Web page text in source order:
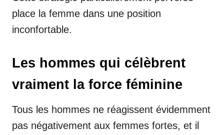
place la femme dans une position
inconfortable.
Les hommes qui célèbrent
vraiment la force féminine
Tous les hommes ne réagissent évidemment
pas négativement aux femmes fortes, et il